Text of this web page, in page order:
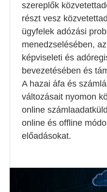
szereplők
részt vesz
ügyfelek adózási
menedzselésében,
képviseleti és
bevezetésében és
A hazai áfa és
változásait nyomon
online
online és offline
előadásokat.